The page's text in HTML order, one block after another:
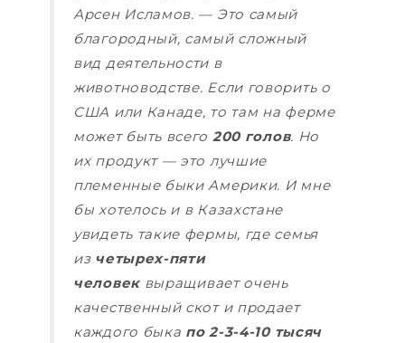
Арсен Исламов. — Это самый
благородный, самый сложный
вид деятельности в
животноводстве. Если говорить о
США или Канаде, то там на ферме
может быть всего 200 голов. Но
их продукт — это лучшие
племенные быки Америки. И мне
бы хотелось и в Казахстане
увидеть такие фермы, где семья
из четырех-пяти
человеквыращивает очень
качественный скот и продает
каждого быка по 2-3-4-10 тысяч